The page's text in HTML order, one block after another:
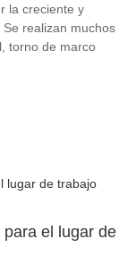
la creciente y
realizan muchos
torno de marco
el lugar de